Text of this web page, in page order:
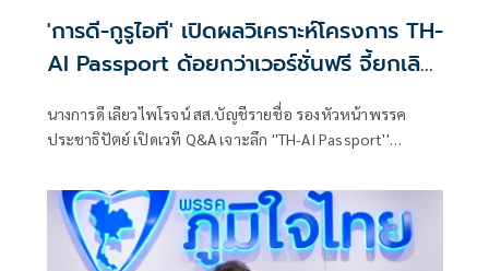
'การดี-กูรูไอที' เปิดผลวิเคราะห์โครงการ TH-
AI Passport ด้อยกว่าเวอร์ชั่นฟรี จี้ยกเลิก
นางการดี เลียวไพโรจน์ สส.บัญชีรายชื่อ รองหัวหน้าพรรค
ประชาธิปัตย์ เปิดเวที Q&A เจาะลึก ''TH-AI Passport''
ผู้เชี่ยวชาญ พร้อมวิเคราะห์คุณสมบัติและการทำงาน AI ใน
โครงการ TH AI-Passport